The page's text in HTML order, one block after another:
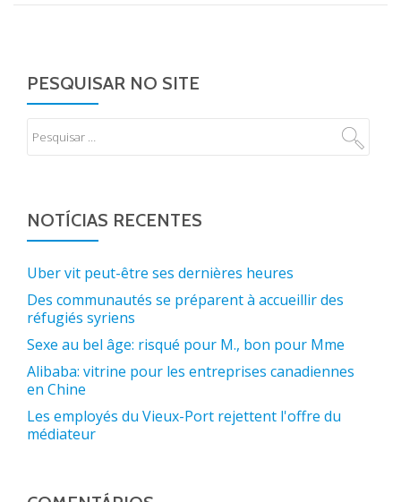
PESQUISAR NO SITE
NOTÍCIAS RECENTES
Uber vit peut-être ses dernières heures
Des communautés se préparent à accueillir des
réfugiés syriens
Sexe au bel âge: risqué pour M., bon pour Mme
Alibaba: vitrine pour les entreprises canadiennes
en Chine
Les employés du Vieux-Port rejettent l'offre du
médiateur